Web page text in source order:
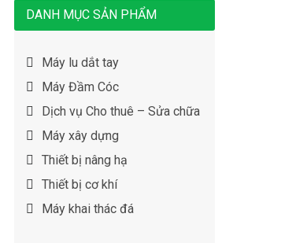
DANH MỤC SẢN PHẨM
Máy lu dắt tay
Máy Đầm Cóc
Dịch vụ Cho thuê – Sửa chữa
Máy xây dựng
Thiết bị nâng hạ
Thiết bị cơ khí
Máy khai thác đá